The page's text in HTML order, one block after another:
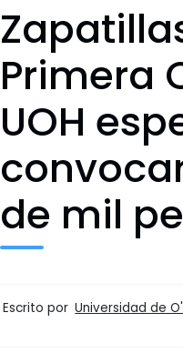
Primera
UOH
de mil
Escrito por Universidad de